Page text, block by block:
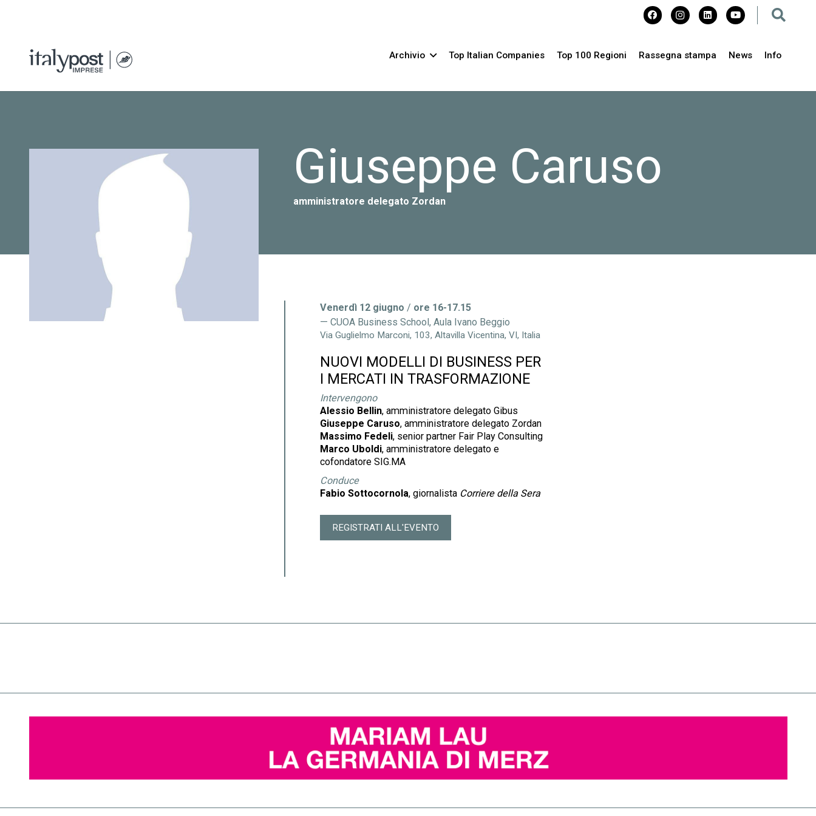
Archivio Top Italian Companies Top 100 Regioni Rassegna stampa News Info
Giuseppe Caruso
amministratore delegato Zordan
Venerdì 12 giugno / ore 16-17.15
CUOA Business School, Aula Ivano Beggio
Via Guglielmo Marconi, 103, Altavilla Vicentina, VI, Italia
NUOVI MODELLI DI BUSINESS PER
I MERCATI IN TRASFORMAZIONE
Intervengono
Alessio Bellin, amministratore delegato Gibus
Giuseppe Caruso, amministratore delegato Zordan
Massimo Fedeli, senior partner Fair Play Consulting
Marco Uboldi, amministratore delegato e
cofondatore SIG.MA
Conduce
Fabio Sottocornola, giornalista Corriere della Sera
REGISTRATI ALL'EVENTO